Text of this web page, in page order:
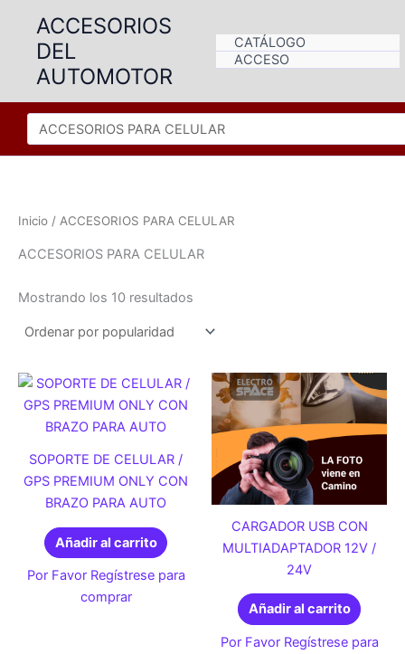
contenido
ACCESORIOS
DEL
AUTOMOTOR
CATÁLOGO
ACCESO
Inicio / ACCESORIOS PARA CELULAR
ACCESORIOS PARA CELULAR
Mostrando los 10 resultados
SOPORTE DE CELULAR /
GPS PREMIUM ONLY CON
BRAZO PARA AUTO
Añadir al carrito
Por Favor Regístrese para
comprar
CARGADOR USB CON
MULTIADAPTADOR 12V /
24V
Añadir al carrito
Por Favor Regístrese para